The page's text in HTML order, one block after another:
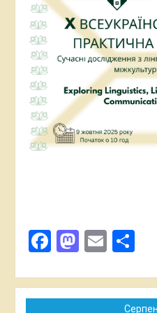
Українських
60-65.
Доповіді на
Міжнародна наукова
сонце й зорні стелі”:
літературі”
2012р.) (Гендерна
Чорнобиль).
ХІ Міжнародній
зв’язки” (м.Луцьк,
університет імені
2013 р.) (Катастрофізм
преподавания
Facebook
Email